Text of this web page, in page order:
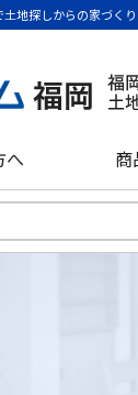
地探しからの家づくり
へ